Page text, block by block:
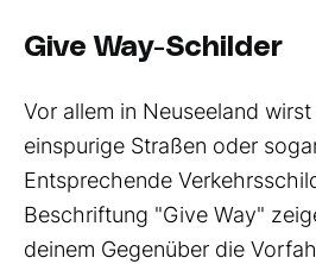
Give Way-Schilder
Vor allem in Neuseeland
einspurige Straßen oder
Entsprechende
Beschriftung "Give Way"
deinem Gegenüber die